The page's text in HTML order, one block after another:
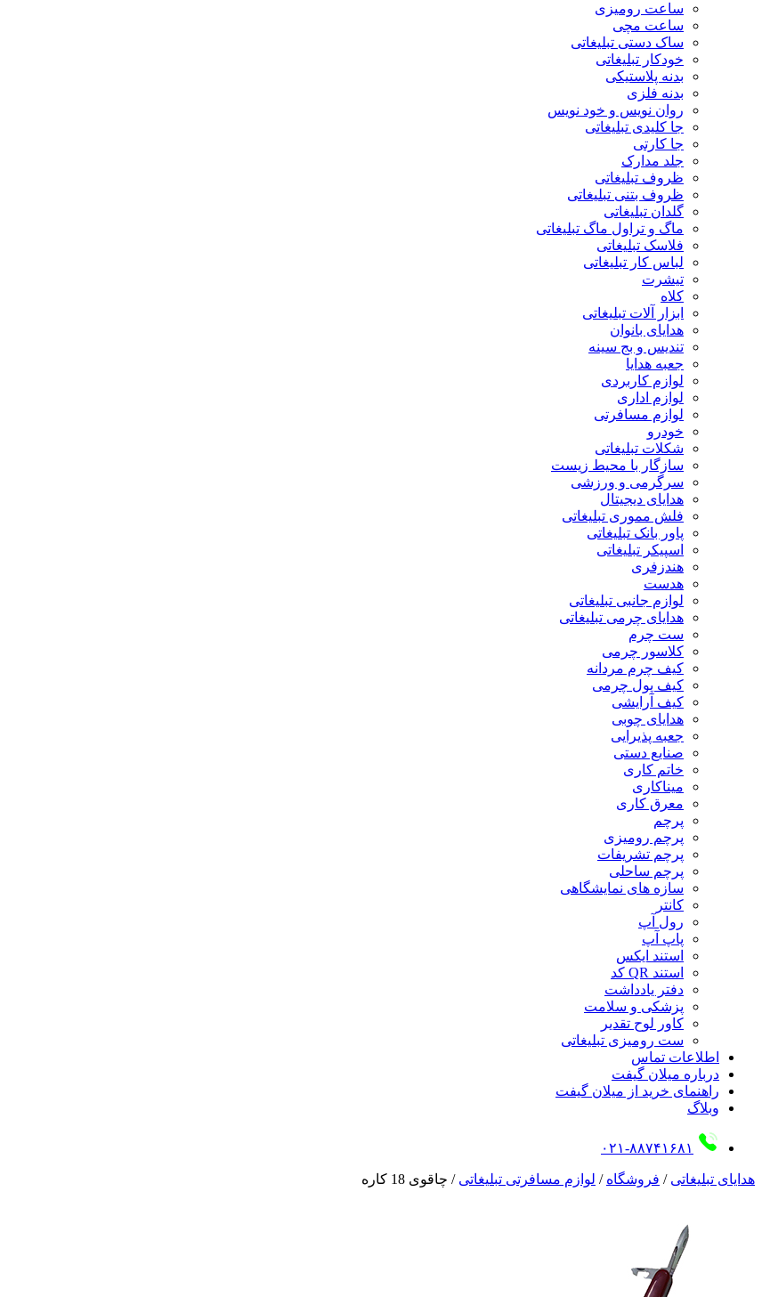
ساعت رومیزی
ساعت مچی
ساک دستی تبلیغاتی
خودکار تبلیغاتی
بدنه پلاستیکی
بدنه فلزی
روان نویس و خود نویس
جا کلیدی تبلیغاتی
جا کارتی
جلد مدارک
ظروف تبلیغاتی
ظروف بتنی تبلیغاتی
گلدان تبلیغاتی
ماگ و تراول ماگ تبلیغاتی
فلاسک تبلیغاتی
لباس کار تبلیغاتی
تیشرت
کلاه
ابزار آلات تبلیغاتی
هدایای بانوان
تندیس و بج سینه
جعبه هدایا
لوازم کاربردی
لوازم اداری
لوازم مسافرتی
خودرو
شکلات تبلیغاتی
سازگار با محیط زیست
سرگرمی و ورزشی
هدایای دیجیتال
فلش مموری تبلیغاتی
پاور بانک تبلیغاتی
اسپیکر تبلیغاتی
هندزفری
هدست
لوازم جانبی تبلیغاتی
هدایای چرمی تبلیغاتی
ست چرم
کلاسور چرمی
کیف چرم مردانه
کیف پول چرمی
کیف آرایشی
هدایای چوبی
جعبه پذیرایی
صنایع دستی
خاتم کاری
میناکاری
معرق کاری
پرچم
پرچم رومیزی
پرچم تشریفات
پرچم ساحلی
سازه های نمایشگاهی
کانتر
رول آپ
پاپ آپ
استند ایکس
استند QR کد
دفتر یادداشت
پزشکی و سلامت
کاور لوح تقدیر
ست رومیزی تبلیغاتی
اطلاعات تماس
درباره میلان گیفت
راهنمای خرید از میلان گیفت
وبلاگ
۰۲۱-۸۸۷۴۱۶۸۱
هدایای تبلیغاتی / فروشگاه / لوازم مسافرتی تبلیغاتی / چاقوی 18 کاره